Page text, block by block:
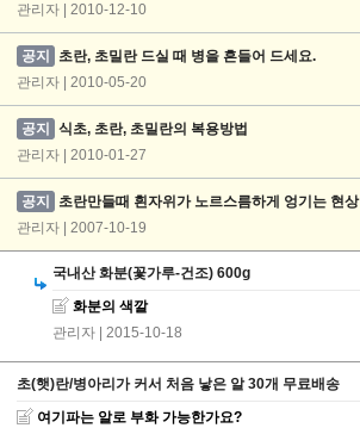
관리자 | 2010-12-10
공지
초란, 초밀란 드실 때 병을 흔들어 드세요.
관리자 | 2010-05-20
공지
식초, 초란, 초밀란의 복용방법
관리자 | 2010-01-27
공지
초란만들때 흰자위가 노르스름하게 엉기는 현상
관리자 | 2007-10-19
국내산 화분(꽃가루-건조) 600g
화분의 색깔
관리자
| 2015-10-18
초(햇)란/병아리가 커서 처음 낳은 알 30개 무료배송
여기파는 알로 부화 가능한가요?